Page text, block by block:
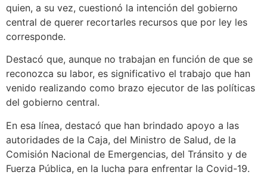
quien, a su vez, cuestionó la intención del gobierno
central de querer recortarles recursos que por ley les
corresponde.
Destacó que, aunque no trabajan en función de que se
reconozca su labor, es significativo el trabajo que han
venido realizando como brazo ejecutor de las políticas
del gobierno central.
En esa línea, destacó que han brindado apoyo a las
autoridades de la Caja, del Ministro de Salud, de la
Comisión Nacional de Emergencias, del Tránsito y de
Fuerza Pública, en la lucha para enfrentar la Covid-19.